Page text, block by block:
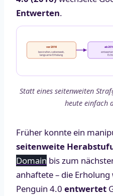
Entwerten.
vor 2016
bestrafen, seitenweit,
langsame Erholung
ab
Statt eines seitenweiten
heute einfach
Früher konnte ein
seitenweite
Domain bis zum
anhaftete – die
Penguin 4.0 entwertet